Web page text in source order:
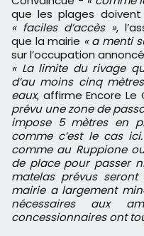
que les plages
« faciles d’accès »,
que la mairie « a menti
sur l’occupation
« La limite du rivage
d’au moins cinq
eaux, affirme Encore Le
prévu une zone de
impose 5 mètres en
comme c’est le cas
comme au Ruppione
de place pour passer
matelas prévus seront
mairie a largement
nécessaires aux
concessionnaires ont